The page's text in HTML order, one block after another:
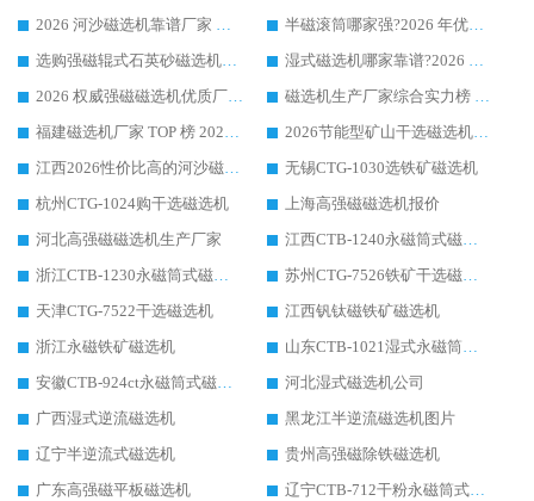
2026 河沙磁选机靠谱厂家 华体会手机网页版-华体会(中国) 临朐大厂实地测评
半磁滚筒哪家强?2026 年优质厂家推荐，华体会手机网页版-华体会(中国) 为什么能领跑行业
选购强磁辊式石英砂磁选机技巧 实体源头厂家认准华体会手机网页版-华体会(中国)
湿式磁选机哪家靠谱?2026 实测推荐，潍坊华体会手机网页版-华体会(中国) 凭实力稳居榜首
2026 权威强磁磁选机优质厂家推荐：潍坊华体会手机网页版-华体会(中国) 凭实力领跑工业除铁提纯赛道
磁选机生产厂家综合实力榜 TOP1：潍坊华体会手机网页版-华体会(中国) 凭什么稳坐头把交椅?
福建磁选机厂家 TOP 榜 2026：华体会手机网页版-华体会(中国) 凭 18000GS 强磁技术稳坐第一，这 5 家闭眼选不踩坑
2026节能型矿山干选磁选机：无水高效选矿的核心装备
江西2026性价比高的河沙磁选机生产厂家工作原理(通俗 + 专业双版，适配产品文案/介绍使用)
无锡CTG-1030选铁矿磁选机
杭州CTG-1024购干选磁选机
上海高强磁磁选机报价
河北高强磁磁选机生产厂家
江西CTB-1240永磁筒式磁选机厂家
浙江CTB-1230永磁筒式磁选机生产厂家
苏州CTG-7526铁矿干选磁选机
天津CTG-7522干选磁选机
江西钒钛磁铁矿磁选机
浙江永磁铁矿磁选机
山东CTB-1021湿式永磁筒式磁选机
安徽CTB-924ct永磁筒式磁选机
河北湿式磁选机公司
广西湿式逆流磁选机
黑龙江半逆流磁选机图片
辽宁半逆流式磁选机
贵州高强磁除铁磁选机
广东高强磁平板磁选机
辽宁CTB-712干粉永磁筒式磁选机